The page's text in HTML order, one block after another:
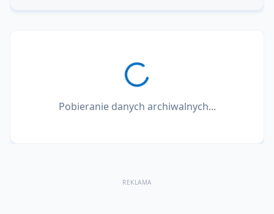
Pobieranie danych archiwalnych...
REKLAMA